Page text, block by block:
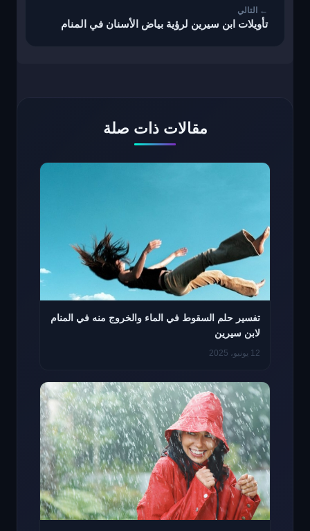
تأويلات ابن سيرين لرؤية بياض الأسنان في المنام
مقالات ذات صلة
تفسير حلم السقوط في الماء والخروج منه في المنام
لابن سيرين
12 يونيو، 2025